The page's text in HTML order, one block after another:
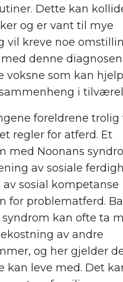
Dette kan
og er vant til mye
vil kreve noe
denne
voksne som kan
i
foreldrene trolig
regler for atferd. Et
med Noonans
av sosiale
sosial kompetanse
for problematferd.
kan ofte ta
av andre
og her gjelder
kan leve med. Det